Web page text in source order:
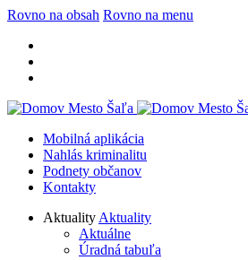
Rovno na obsah Rovno na menu
Mobilná aplikácia
Nahlás kriminalitu
Podnety občanov
Kontakty
Aktuality Aktuality
Aktuálne
Úradná tabuľa